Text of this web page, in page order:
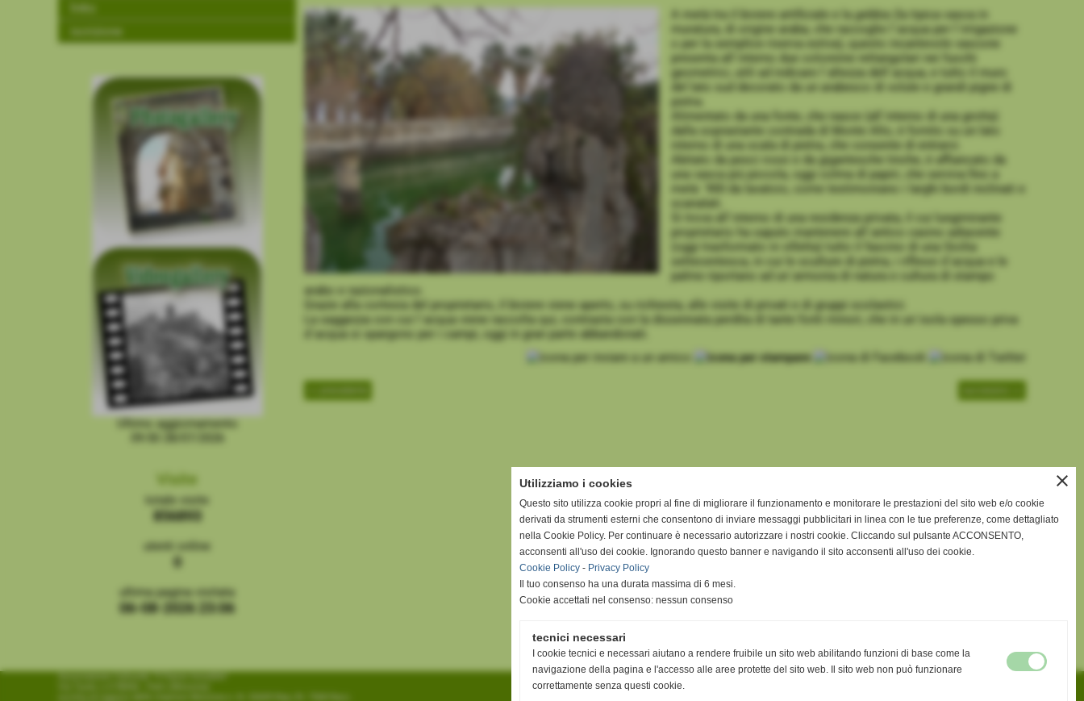
links
iscrizione
Ultimo aggiornamento
Visite
totale visite
856893
utenti online
0
ultima pagina visitata
06-08-2026 23:06
A metà tra il biviere artificiale e lagebbia
(la tipica vasca in
muratura, di origine araba, che raccoglie l´acqua per l´irrigazione
o per la semplice riserva estiva), questo incantevole vascone
presenta all´interno due colonnine rettangolari nei fuochi
geometrici, utili ad indicare l´altezza dell´acqua, e tutto il muro
del lato sud decorato da un arabesco di volute e grandi pigne di
pietra.
Alimentato da una fonte, che nasce (all´interno di una grotta)
dalla soprastante contrada di Monte Alto, è fornito su un lato
interno di una scala di pietra, che consente di entrarvi.
Abitato da pesci rossi e da gigantesche tinche, è affiancato da
una vasca più piccola, oggi colma di papiri, che serviva fino a
metà ´900 da lavatoio, come testimoniano i larghi bordi inclinati e
scanalati.
Si trova all´interno di una residenza privata, il cui lungimirante
proprietario ha saputo mantenere all´antico casino adiacente
(oggi trasformato in villetta) tutto il fascino di una Sicilia
settecentesca, in cui le sculture di pietra, i riflessi d´acqua e le
palme riportano ad un´armonia di natura e cultura di stampo
arabo e razionalistico.
Grazie alla cortesia del proprietario, il biviere viene aperto, su richiesta, alle visite di privati e di gruppi scolastici.
La saggezza con cui l´acqua viene raccolta qui, contrasta con la dissennata perdita di tante fonti minori, che in un´isola spesso priva
d´acqua si spargono per i campi, oggi in gran parte abbandonati.
Associazione Culturale "Il Paese Invisibile"
close
Utilizziamo i cookies
Questo sito utilizza cookie propri al fine di migliorare il funzionamento e monitorare le prestazioni del sito web e/o cookie
derivati da strumenti esterni che consentono di inviare messaggi pubblicitari in linea con le tue preferenze, come dettagliato
nella Cookie Policy. Per continuare è necessario autorizzare i nostri cookie. Cliccando sul pulsante ACCONSENTO,
acconsenti all'uso dei cookie. Ignorando questo banner e navigando il sito acconsenti all'uso dei cookie.
Cookie Policy - Privacy Policy
Il tuo consenso ha una durata massima di 6 mesi.
Cookie accettati nel consenso: nessun consenso
tecnici necessari
I cookie tecnici e necessari aiutano a rendere fruibile un sito web abilitando funzioni di base come la
navigazione della pagina e l'accesso alle aree protette del sito web. Il sito web non può funzionare
correttamente senza questi cookie.